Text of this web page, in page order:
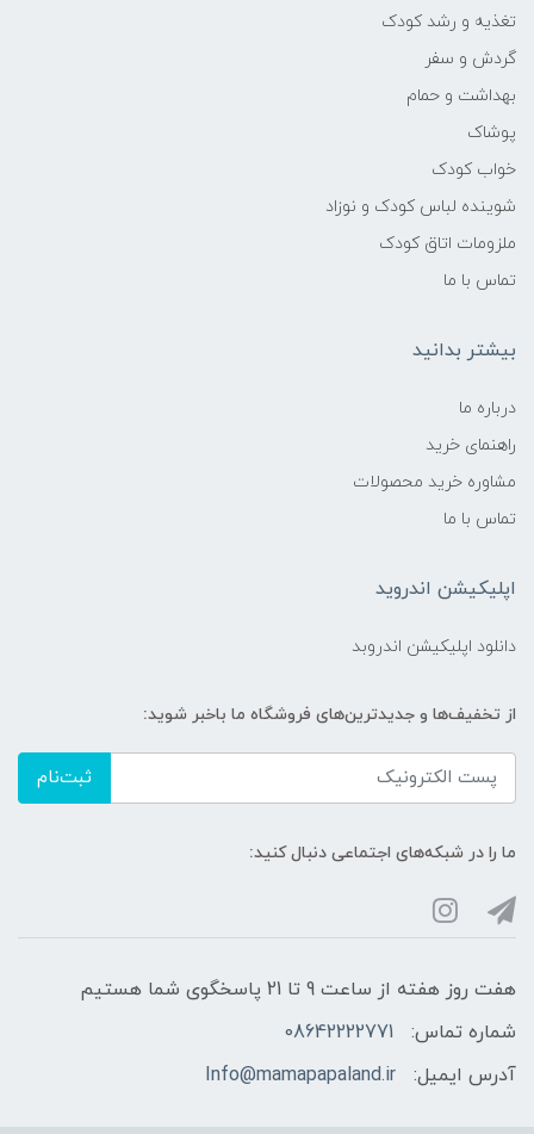
تغذیه و رشد کودک
گردش و سفر
بهداشت و حمام
پوشاک
خواب کودک
شوینده لباس کودک و نوزاد
ملزومات اتاق کودک
تماس با ما
بیشتر بدانید
درباره ما
راهنمای خرید
مشاوره خرید محصولات
تماس با ما
اپلیکیشن اندروید
دانلود اپلیکیشن اندروبد
از تخفیف‌ها و جدیدترین‌های فروشگاه ما باخبر شوید:
ثبت‌نام
ما را در شبکه‌های اجتماعی دنبال کنید:
هفت روز هفته از ساعت 9 تا 21 پاسخگوی شما هستیم
شماره تماس:
08642222771
آدرس ایمیل:
Info@mamapapaland.ir